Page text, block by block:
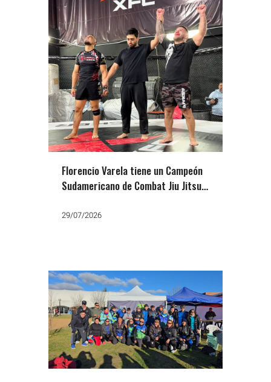
Florencio Varela tiene un Campeón
Sudamericano de Combat Jiu Jitsu:
29/07/2026